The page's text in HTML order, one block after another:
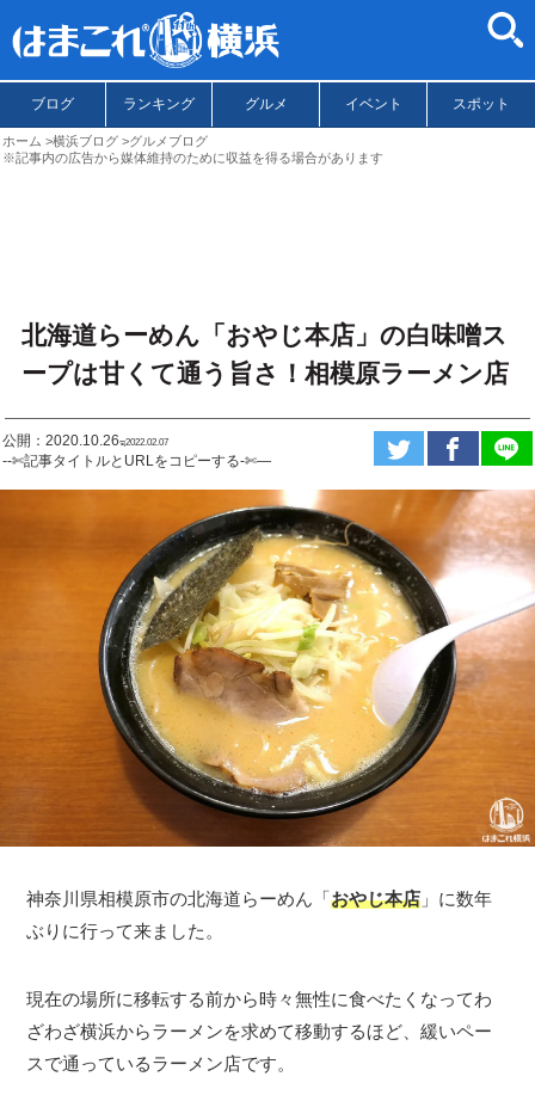
ブログ ランキング グルメ イベント スポット
ホーム 横浜ブログ
グルメブログ
※記事内の広告から媒体維持のために収益を得る場合があります
北海道らーめん「おやじ本店」の白味噌ス
ープは甘くて通う旨さ！相模原ラーメン店
公開：2020.10.26ಇ2022.02.07
--✄記事タイトルとURLをコピーする-✄—
神奈川県相模原市の北海道らーめん「おやじ本店 」に数年
ぶりに行って来ました。
現在の場所に移転する前から時々無性に食べたくなってわ
ざわざ横浜からラーメンを求めて移動するほど、緩いペー
スで通っているラーメン店です。